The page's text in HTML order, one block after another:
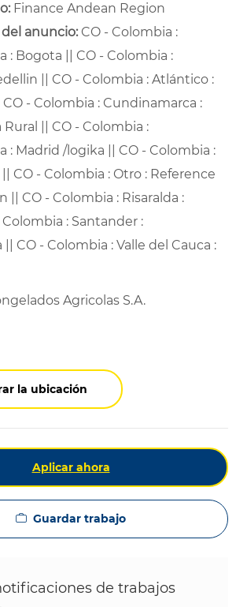
Finance Andean Region ​
anuncio:CO - Colombia :
: Bogota || CO - Colombia :
|| CO - Colombia : Atlántico :
- Colombia : Cundinamarca :
|| CO - Colombia :
: Madrid /logika || CO - Colombia :
CO - Colombia : Otro : Reference
|| CO - Colombia : Risaralda :
Colombia : Santander :
CO - Colombia : Valle del Cauca :
Agricolas S.A.
la ubicación
Aplicar ahora
Guardar trabajo
de trabajos